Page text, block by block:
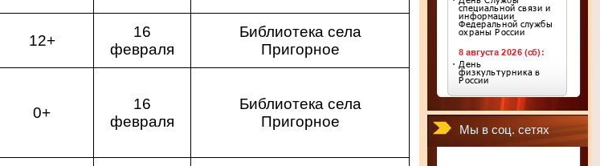
12+
16
февраля
Библиотека села
Пригорное
0+
16
февраля
Библиотека села
Пригорное
Мы в соц. сетях